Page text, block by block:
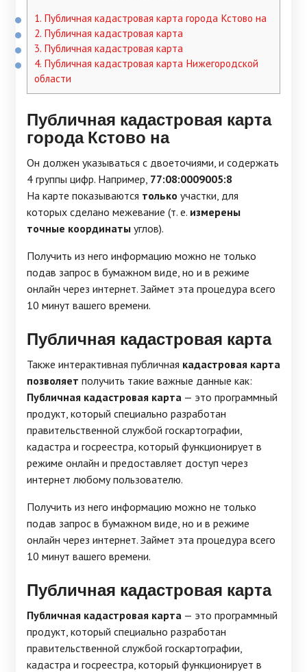
1. Публичная кадастровая карта города Кстово на
2. Публичная кадастровая карта
3. Публичная кадастровая карта
4. Публичная кадастровая карта Нижегородской
области
Публичная кадастровая карта
городаКстово на
Он должен указываться с двоеточиями, и содержать
4 группы цифр. Например, 77:08:0009005:8
На карте показываются только участки, для
которых сделано межевание (т. е. измерены
точные координаты углов).
Получить из него информацию можно не только
подав запрос в бумажном виде, но и в режиме
онлайн через интернет. Займет эта процедура всего
10 минут вашего времени.
Публичная кадастровая карта
Также интерактивная публичная кадастровая карта
позволяет получить такие важные данные как:
Публичная кадастровая карта — это программный
продукт, который специально разработан
правительственной службой госкартографии,
кадастра и госреестра, который функционирует в
режиме онлайн и предоставляет доступ через
интернет любому пользователю.
Получить из него информацию можно не только
подав запрос в бумажном виде, но и в режиме
онлайн через интернет. Займет эта процедура всего
10 минут вашего времени.
Публичная кадастровая карта
Публичная кадастровая карта — это программный
продукт, который специально разработан
правительственной службой госкартографии,
кадастра и госреестра, который функционирует в